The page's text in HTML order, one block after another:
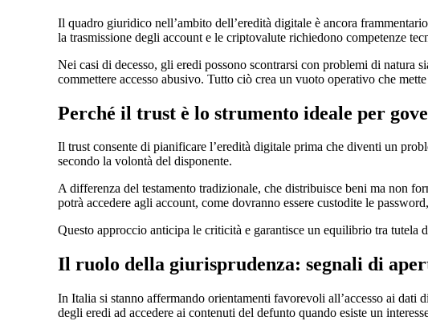
Il quadro giuridico nell’ambito dell’eredità digitale è ancora
la trasmissione degli account e le criptovalute richiedono competenze
Nei casi di decesso, gli eredi possono scontrarsi con problemi di natura
commettere accesso abusivo. Tutto ciò crea un vuoto operativo che
Perché il trust è lo strumento ideale per
Il trust consente di pianificare l’eredità digitale prima che diventi un
secondo la volontà del disponente.
A differenza del testamento tradizionale, che distribuisce beni ma non
potrà accedere agli account, come dovranno essere custodite le
Questo approccio anticipa le criticità e garantisce un equilibrio tra
Il ruolo della giurisprudenza: segnali di
In Italia si stanno affermando orientamenti favorevoli all’accesso ai
degli eredi ad accedere ai contenuti del defunto quando esiste un